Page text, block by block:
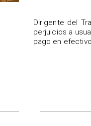
​Dirigente del
perjuicios a
pago en